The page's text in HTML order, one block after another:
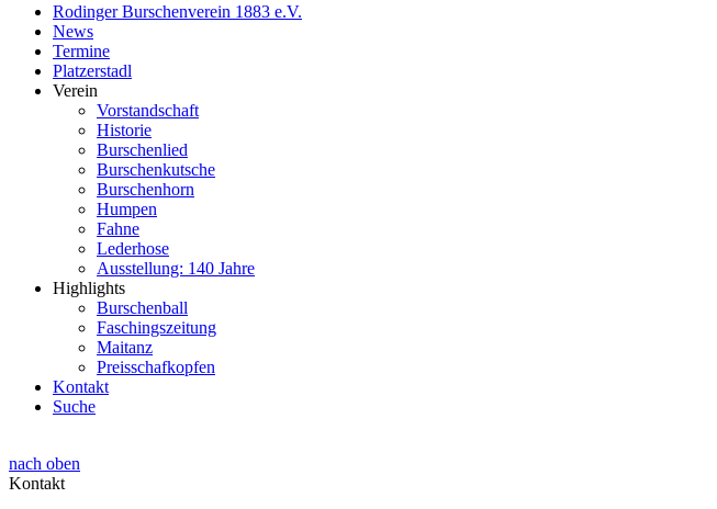
Rodinger Burschenverein 1883 e.V.
News
Termine
Platzerstadl
Verein
Vorstandschaft
Historie
Burschenlied
Burschenkutsche
Burschenhorn
Humpen
Fahne
Lederhose
Ausstellung: 140 Jahre
Highlights
Burschenball
Faschingszeitung
Maitanz
Preisschafkopfen
Kontakt
Suche
nach oben
Kontakt